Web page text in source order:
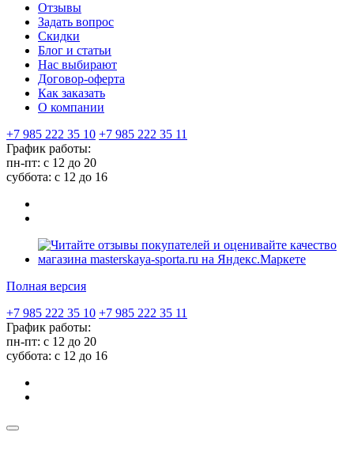
Отзывы
Задать вопрос
Скидки
Блог и статьи
Нас выбирают
Договор-оферта
Как заказать
О компании
+7 985 222 35 10 +7 985 222 35 11
График работы:
пн-пт: с 12 до 20
суббота: c 12 до 16
Полная версия
+7 985 222 35 10 +7 985 222 35 11
График работы:
пн-пт: с 12 до 20
суббота: c 12 до 16